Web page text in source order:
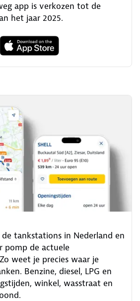
app is verkozen tot de
het jaar 2025.
tankstations in Nederland en
pomp de actuele
weet je precies waar je
Benzine, diesel, LPG en
winkel, wasstraat en